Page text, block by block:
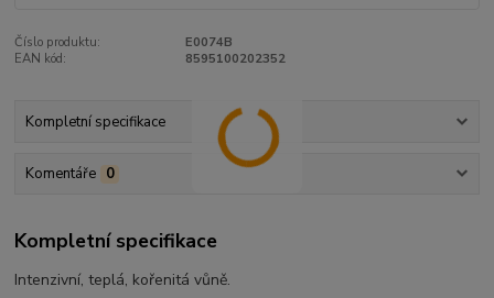
Číslo produktu:
E0074B
EAN kód:
8595100202352
Kompletní specifikace
Komentáře 0
Kompletní specifikace
Intenzivní, teplá, kořenitá vůně.